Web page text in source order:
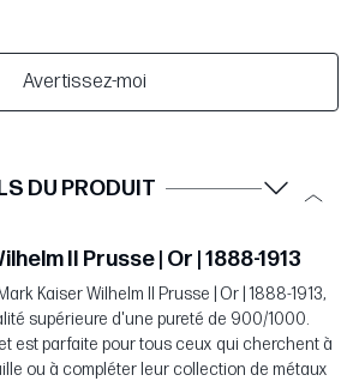
Avertissez-moi
DU PRODUIT
II Prusse | Or | 1888-1913
Kaiser Wilhelm II Prusse | Or | 1888-1913,
supérieure d'une pureté de 900/1000.
est parfaite pour tous ceux qui cherchent à
ou à compléter leur collection de métaux